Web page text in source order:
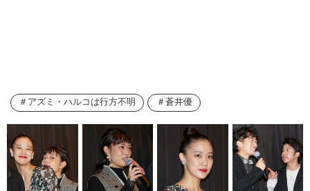
アズミ・ハルコは行方不明 蒼井優